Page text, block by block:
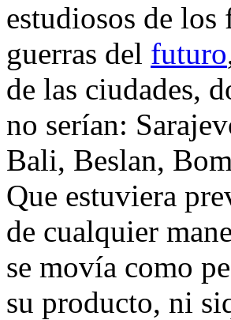
estudiosos de los
guerras del futuro
de las ciudades,
no serían:
Bali, Beslan,
Que estuviera
de cualquier
se movía como
su producto, ni